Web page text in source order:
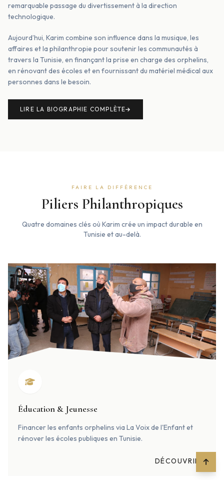
remarquable passage du divertissement à la direction
technologique.
Aujourd’hui, Karim combine son influence dans la musique, les
affaires et la philanthropie pour soutenir les communautés à
travers la Tunisie, en finançant la prise en charge des orphelins,
en rénovant des écoles et en fournissant du matériel médical aux
personnes dans le besoin.
LIRE LA BIOGRAPHIE COMPLÈTE
FAIRE LA DIFFÉRENCE
Piliers Philanthropiques
Quatre domaines clés où Karim crée un impact durable en
Tunisie et au-delà.
Éducation & Jeunesse
Financer les enfants orphelins via La Voix de l'Enfant et
rénover les écoles publiques en Tunisie.
DÉCOUVRIR